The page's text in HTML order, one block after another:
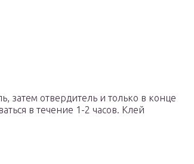
затем отвердитель и только в конце
в течение 1-2 часов. Клей